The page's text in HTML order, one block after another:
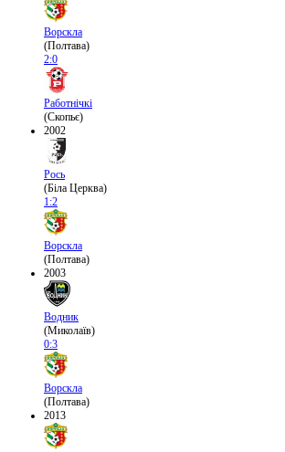
Ворскла
(Полтава)
2:0
Работнічкі
(Скопьє)
2002
Рось
(Біла Церква)
1:2
Ворскла
(Полтава)
2003
Водник
(Миколаїв)
0:3
Ворскла
(Полтава)
2013